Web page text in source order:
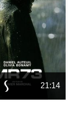
21:14